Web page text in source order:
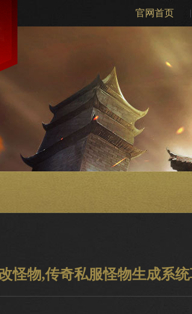
官网首页
怪物,传奇私服怪物生成系